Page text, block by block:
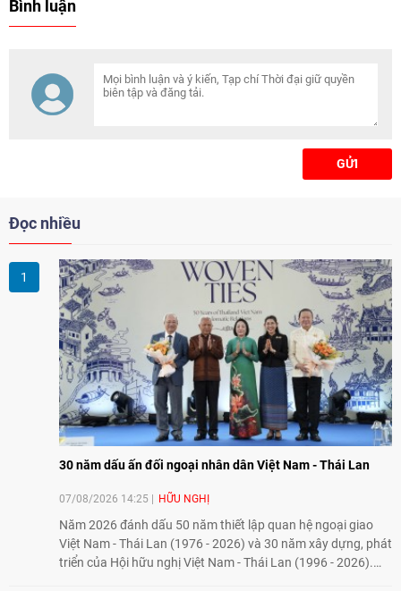
ngày 13/7.
Bình luận
GỬI
Đọc nhiều
30 năm dấu ấn đối ngoại nhân dân Việt Nam - Thái Lan
07/08/2026 14:25 HỮU NGHỊ
Năm 2026 đánh dấu 50 năm thiết lập quan hệ ngoại giao
Việt Nam - Thái Lan (1976 - 2026) và 30 năm xây dựng, phát
triển của Hội hữu nghị Việt Nam - Thái Lan (1996 - 2026).